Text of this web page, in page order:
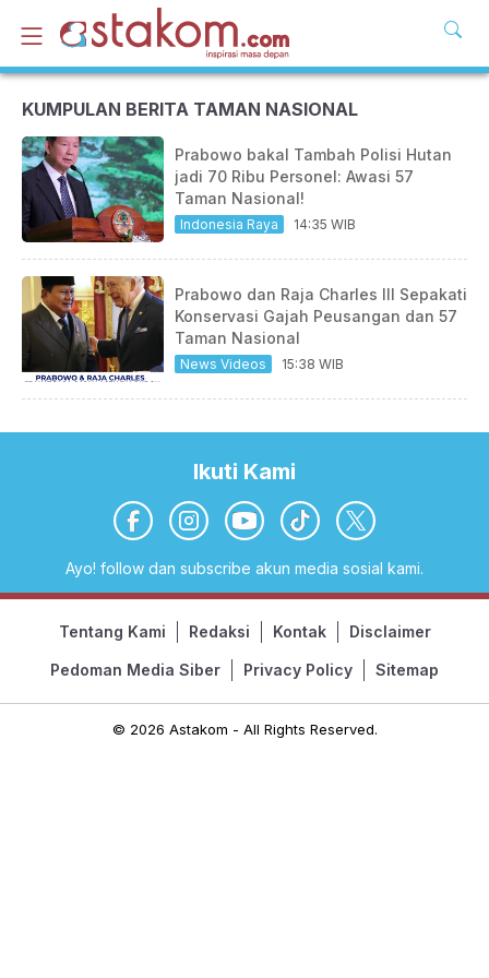
KUMPULAN BERITA TAMAN NASIONAL
Prabowo bakal Tambah Polisi Hutan
jadi 70 Ribu Personel: Awasi 57
Taman Nasional!
Indonesia Raya 14:35 WIB
Prabowo dan Raja Charles III Sepakati
Konservasi Gajah Peusangan dan 57
Taman Nasional
News Videos 15:38 WIB
Ikuti Kami
Ayo! follow dan subscribe akun media sosial kami.
Tentang Kami Redaksi Kontak Disclaimer
Pedoman Media Siber Privacy Policy Sitemap
© 2026 Astakom - All Rights Reserved.